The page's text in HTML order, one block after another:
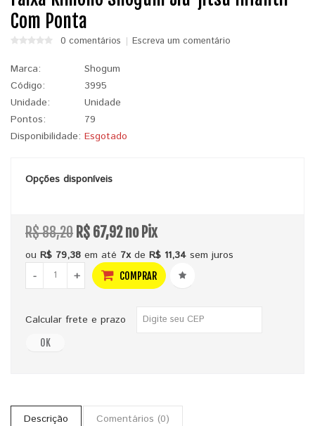
Com Ponta
0 comentários Escreva um comentário
Marca:
Shogum
Código:
3995
Unidade:
Unidade
Pontos:
79
Disponibilidade: Esgotado
Opções disponíveis
R$ 88,20 R$ 67,92 no Pix
ou R$ 79,38 em até 7xde R$ 11,34 sem juros
-
+ COMPRAR
Calcular frete e prazo
OK
Descrição Comentários (0)